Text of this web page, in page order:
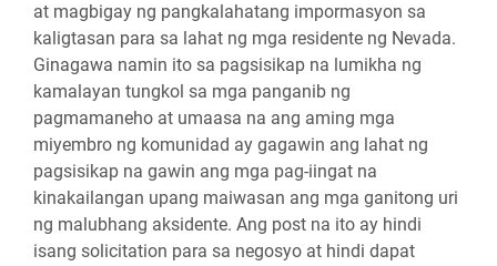
at magbigay ng pangkalahatang impormasyon sa
kaligtasan para sa lahat ng mga residente ng Nevada.
Ginagawa namin ito sa pagsisikap na lumikha ng
kamalayan tungkol sa mga panganib ng
pagmamaneho at umaasa na ang aming mga
miyembro ng komunidad ay gagawin ang lahat ng
pagsisikap na gawin ang mga pag-iingat na
kinakailangan upang maiwasan ang mga ganitong uri
ng malubhang aksidente. Ang post na ito ay hindi
isang solicitation para sa negosyo at hindi dapat